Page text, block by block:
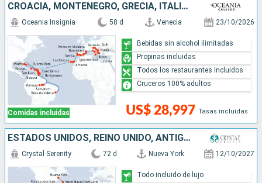
CROACIA, MONTENEGRO, GRECIA, ITALIA, ESPAÑA, PORTUGAL, PUERTO RICO, REPÚBLICA DOMINICANA, ESTADOS UNIDOS, SAN VINCENT Y LAS GRANADINAS, ANTIGUA Y BARBUDA, SANTA LUCIA, TRINIDAD Y TOBAGO, BRASIL, BARBA
Comidas incluidas
Oceania Insignia 58 d Venecia 23/10/2026
US$ 28,997 Tasas incluidas
Bebidas sin alcohol ilimitadas
Propinas incluidas
Todos los restaurantes incluidos
Cruceros 100% adultos
ESTADOS UNIDOS, REINO UNIDO, ANTIGUA Y BARBUDA, FRANCIA, PUERTO RICO, SANTA LUCIA, TRINIDAD Y TOBAGO, BRASIL, URUGUAY, ARGENTINA, ISLAS MALVINAS, CHILE, PERÚ, ECUADOR, PANAMÁ, COSTA RICA, HONDURAS, BE
Crystal Serenity 72 d Nueva York 12/10/2027
Todo incluido de lujo